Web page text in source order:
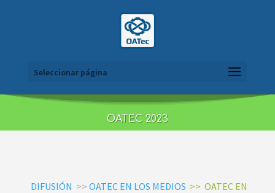
Seleccionar página
OATEC 2023
DIFUSIÓN >>OATEC EN LOS MEDIOS >> OATEC EN